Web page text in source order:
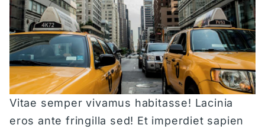
&REPEAT KÖLN
EVENT-HIGHLIGHTS
TAGUNGEN & EVENTS
Vitae semper vivamus habitasse! Lacinia
eros ante fringilla sed! Et imperdiet sapien